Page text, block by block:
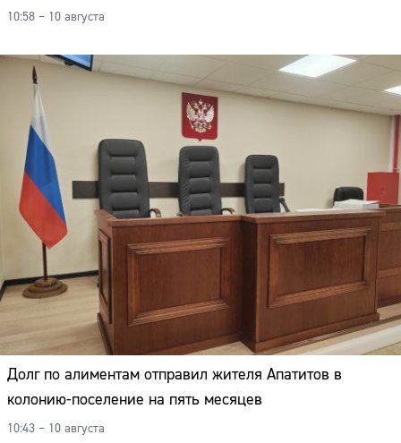
10:58 – 10 августа
Долг по алиментам отправил жителя Апатитов в
колонию-поселение на пять месяцев
10:43 – 10 августа